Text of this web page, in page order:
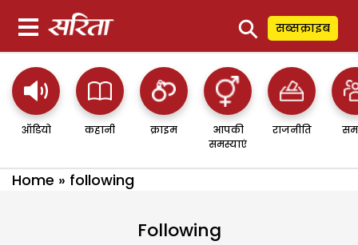
⚲ सब्सक्राइब
ऑडियो कहानी क्राइम
आपकी
समस्याएं
राजनीति
Home » following
Following